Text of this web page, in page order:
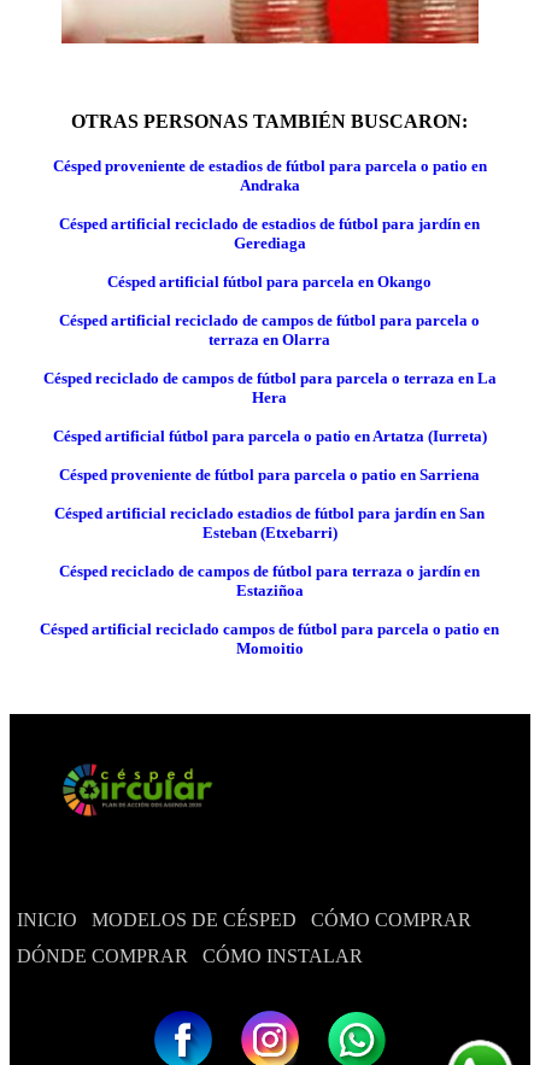
OTRAS PERSONAS TAMBIÉN BUSCARON:
Césped proveniente de estadios de fútbol para parcela o patio en
Andraka
Césped artificial reciclado de estadios de fútbol para jardín en
Gerediaga
Césped artificial fútbol para parcela en Okango
Césped artificial reciclado de campos de fútbol para parcela o
terraza en Olarra
Césped reciclado de campos de fútbol para parcela o terraza en La
Hera
Césped artificial fútbol para parcela o patio en Artatza (Iurreta)
Césped proveniente de fútbol para parcela o patio en Sarriena
Césped artificial reciclado estadios de fútbol para jardín en San
Esteban (Etxebarri)
Césped reciclado de campos de fútbol para terraza o jardín en
Estaziñoa
Césped artificial reciclado campos de fútbol para parcela o patio en
Momoitio
INICIO MODELOS DE CÉSPED
CÓMO COMPRAR
DÓNDE COMPRAR
CÓMO INSTALAR